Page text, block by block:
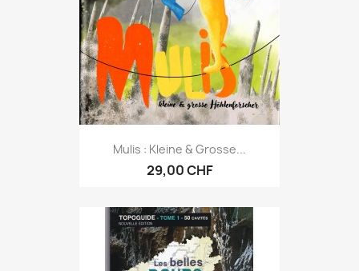
Mulis : Kleine & Grosse...
29,00 CHF